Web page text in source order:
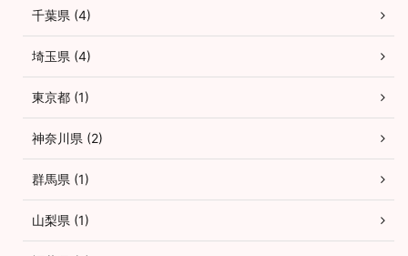
千葉県 (4)
埼玉県 (4)
東京都 (1)
神奈川県 (2)
群馬県 (1)
山梨県 (1)